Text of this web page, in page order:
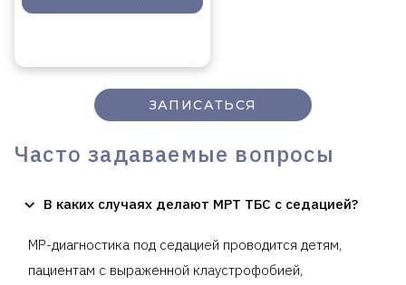
ЗАПИСАТЬСЯ
Часто задаваемые вопросы
В каких случаях делают МРТ ТБС с седацией?
МР-диагностика под седацией проводится детям,
пациентам с выраженной клаустрофобией,